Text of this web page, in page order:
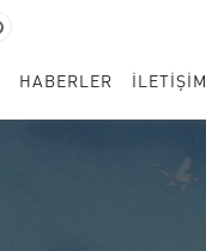
HABERLER İLETİŞİM